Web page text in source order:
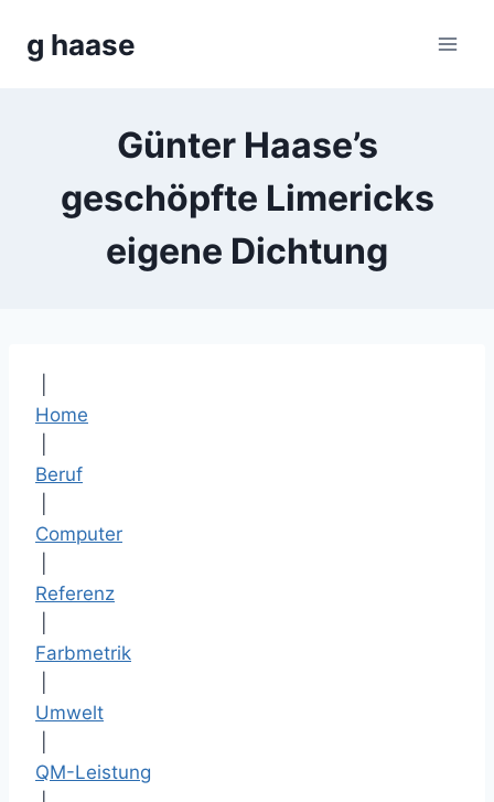
Inhaltg haase
Günter Haase’s
geschöpfte Limericks
eigene Dichtung
Home
Beruf
Computer
Referenz
Farbmetrik
Umwelt
QM-Leistung